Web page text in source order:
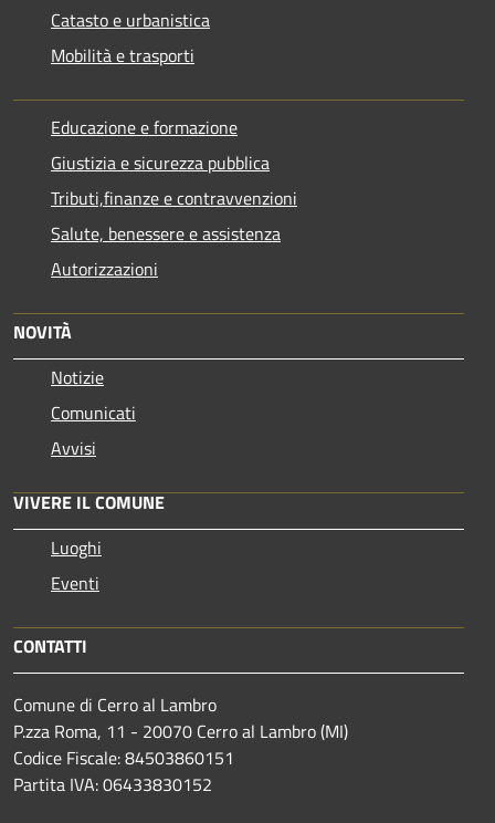
Catasto e urbanistica
Mobilità e trasporti
Educazione e formazione
Giustizia e sicurezza pubblica
Tributi,finanze e contravvenzioni
Salute, benessere e assistenza
Autorizzazioni
NOVITÀ
Notizie
Comunicati
Avvisi
VIVERE IL COMUNE
Luoghi
Eventi
CONTATTI
Comune di Cerro al Lambro
P.zza Roma, 11 - 20070 Cerro al Lambro (MI)
Codice Fiscale: 84503860151
Partita IVA: 06433830152